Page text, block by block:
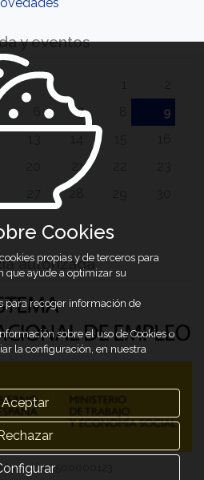
y eventos
7
9
21
28
autorizada
0500000123
Cookies
propias y de terceros para
que ayude a optimizar su
para recoger información de
sobre el uso de Cookies o
la configuración, en nuestra
Aceptar